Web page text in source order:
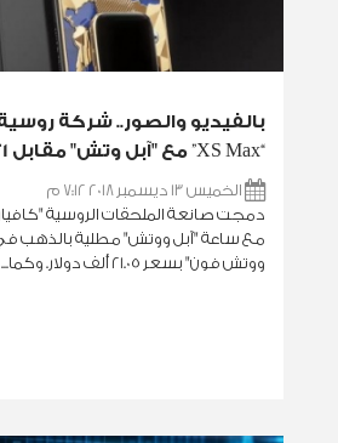
بالفيديو والصور.. شركة
“XS Max” مع "آبل وتش" مقابل 21 ألف دولار
الخميس 13 ديسمبر 2018 7:12 م
مع ساعة "آبل ووتش" مطلية بالذهب
ووتش فون" بسعر 21.05 ألف دولار. وكما...